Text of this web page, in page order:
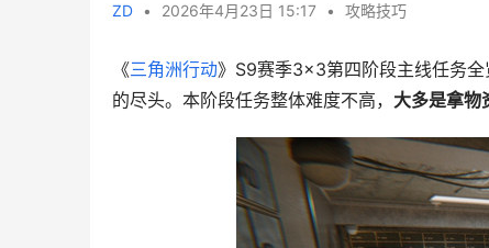
ZD • 2026年4月23日 15:17 • 攻略技巧
《三角洲行动》S9赛季3×3第四阶段主线任务
的尽头。本阶段任务整体难度不高， 大多是拿物